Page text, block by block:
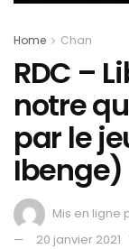
Home Chan
RDC –
notre
par le
Ibenge)
Mis en ligne
20 janvier 2021